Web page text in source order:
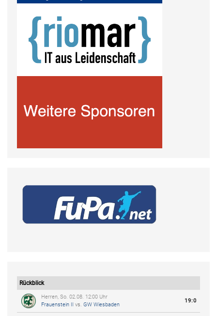
Rückblick
Herren, So. 02.08. 12:00 Uhr
Frauenstein II
vs. GW Wiesbaden
19:0